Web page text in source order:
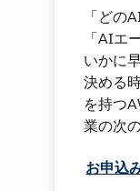
「どの
「AIエ
いかに
決める
を持つ
業の次
お申込